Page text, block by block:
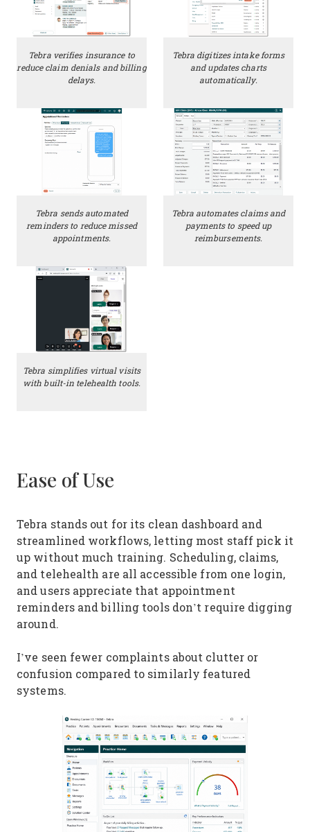
Tebra verifies insurance to
reduce claim denials and billing
delays.
Tebra digitizes intake forms
and updates charts
automatically.
Tebra sends automated
reminders to reduce missed
appointments.
Tebra automates claims and
payments to speed up
reimbursements.
Tebra simplifies virtual visits
with built-in telehealth tools.
Ease of Use
Tebra stands out for its clean dashboard and
streamlined workflows, letting most staff pick it
up without much training. Scheduling, claims,
and telehealth are all accessible from one login,
and users appreciate that appointment
reminders and billing tools don’t require digging
around.
I’ve seen fewer complaints about clutter or
confusion compared to similarly featured
systems.